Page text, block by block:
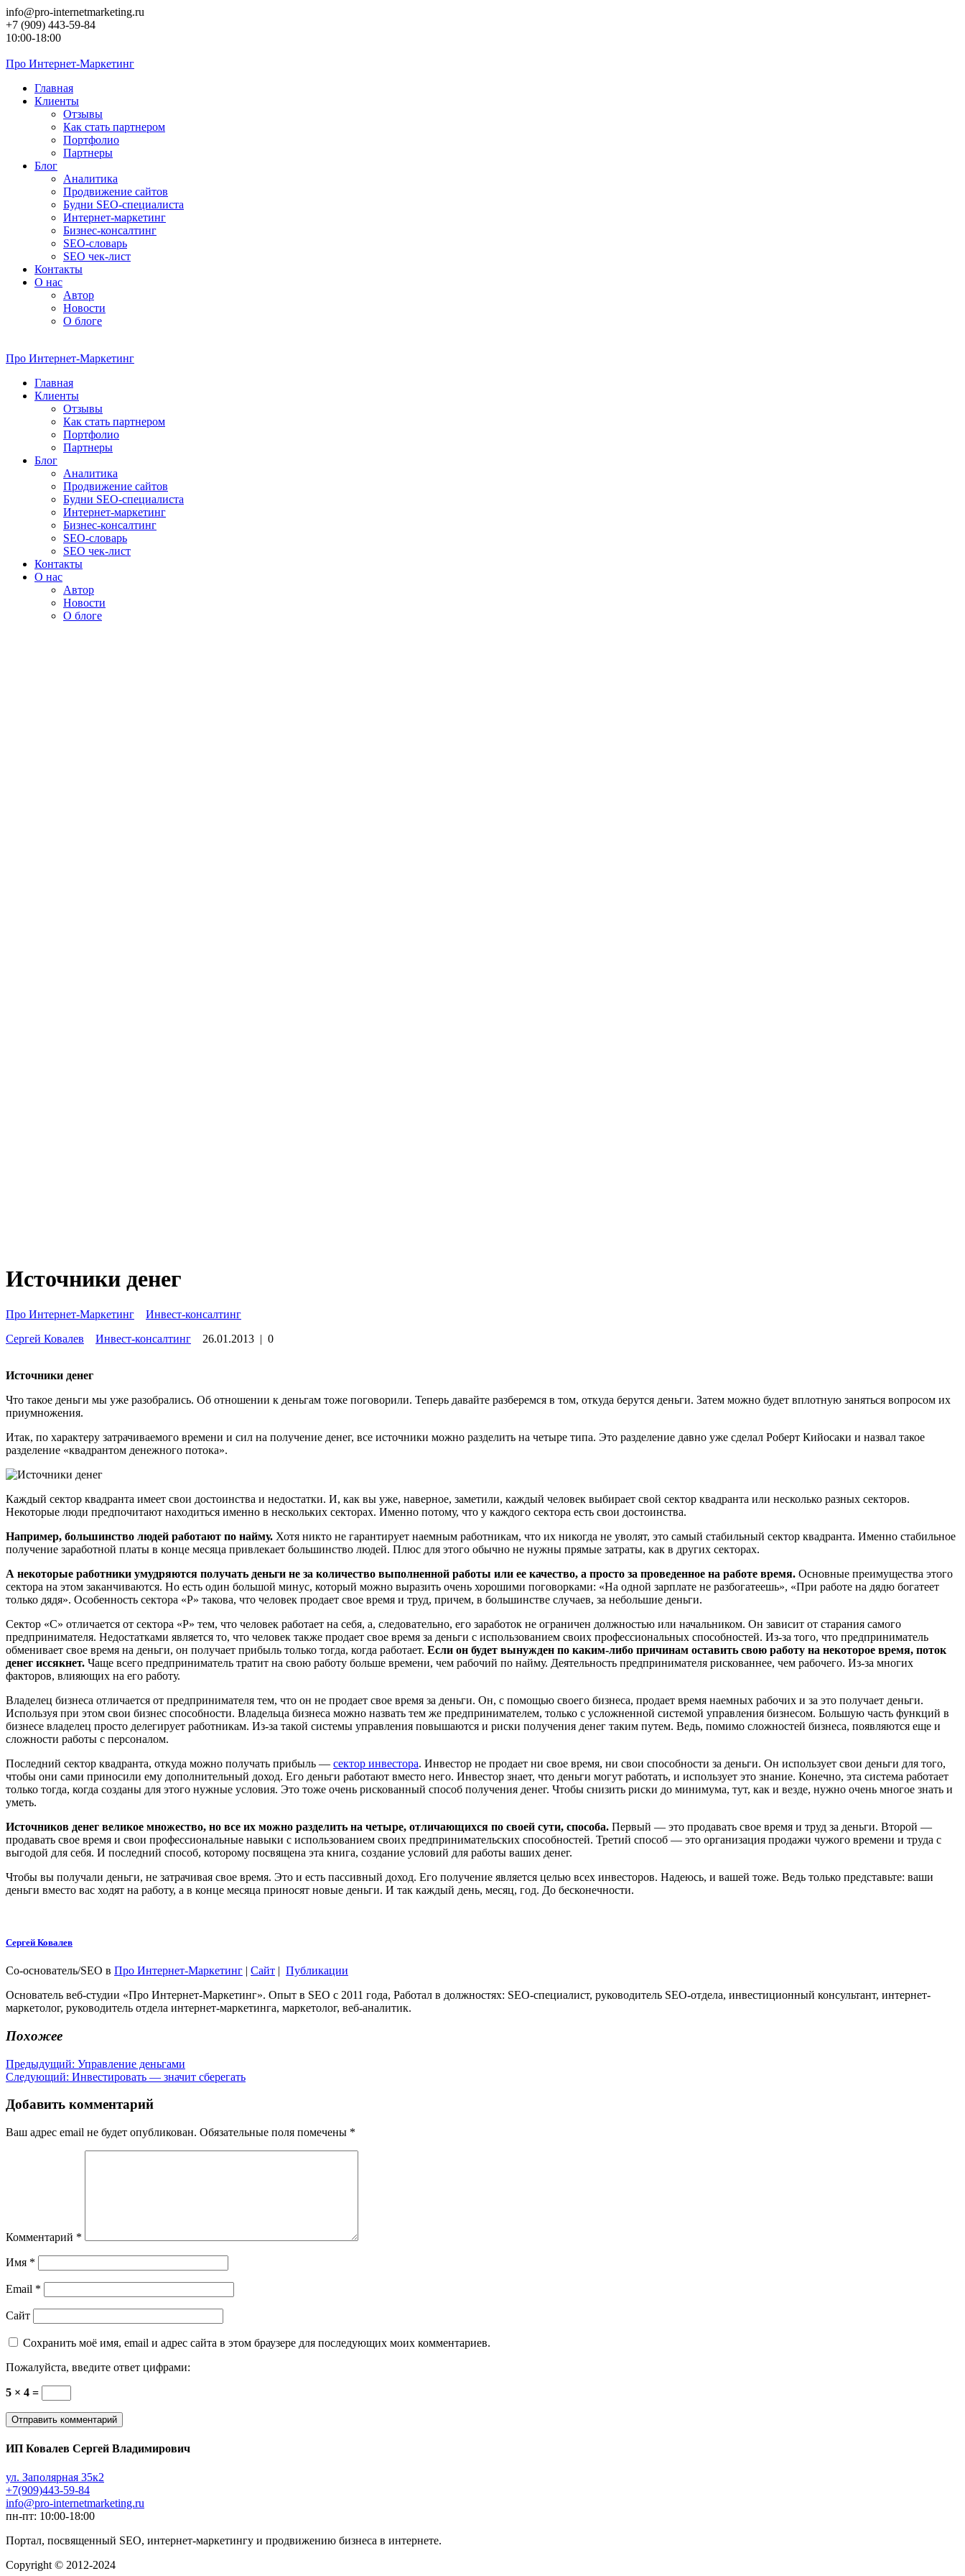
Перейти
к
контенту
info@pro-internetmarketing.ru
+7 (909) 443-59-84
10:00-18:00
Про Интернет-Маркетинг
Главная
Клиенты
Отзывы
Как стать партнером
Портфолио
Партнеры
Блог
Аналитика
Продвижение сайтов
Будни SEO-специалиста
Интернет-маркетинг
Бизнес-консалтинг
SEO-словарь
SEO чек-лист
Контакты
О нас
Автор
Новости
О блоге
Про Интернет-Маркетинг
Главная
Клиенты
Отзывы
Как стать партнером
Портфолио
Партнеры
Блог
Аналитика
Продвижение сайтов
Будни SEO-специалиста
Интернет-маркетинг
Бизнес-консалтинг
SEO-словарь
SEO чек-лист
Контакты
О нас
Автор
Новости
О блоге
Источники денег
Про Интернет-Маркетинг
Инвест-консалтинг
Сергей Ковалев
Инвест-консалтинг 26.01.2013 | 0
Источники денег
Что такое деньги мы уже разобрались. Об отношении к деньгам тоже поговорили. Теперь давайте разберемся в том, откуда берутся деньги. Затем можно будет вплотную заняться вопросом их
приумножения.
Итак, по характеру затрачиваемого времени и сил на получение денег, все источники можно разделить на четыре типа. Это разделение давно уже сделал Роберт Кийосаки и назвал такое
разделение «квадрантом денежного потока».
Каждый сектор квадранта имеет свои достоинства и недостатки. И, как вы уже, наверное, заметили, каждый человек выбирает свой сектор квадранта или несколько разных секторов.
Некоторые люди предпочитают находиться именно в нескольких секторах. Именно потому, что у каждого сектора есть свои достоинства.
Например, большинство людей работают по найму. Хотя никто не гарантирует наемным работникам, что их никогда не уволят, это самый стабильный сектор квадранта. Именно стабильное
получение заработной платы в конце месяца привлекает большинство людей. Плюс для этого обычно не нужны прямые затраты, как в других секторах.
А некоторые работники умудряются получать деньги не за количество выполненной работы или ее качество, а просто за проведенное на работе время. Основные преимущества этого
сектора на этом заканчиваются. Но есть один большой минус, который можно выразить очень хорошими поговорками: «На одной зарплате не разбогатеешь», «При работе на дядю богатеет
только дядя». Особенность сектора «Р» такова, что человек продает свое время и труд, причем, в большинстве случаев, за небольшие деньги.
Сектор «С» отличается от сектора «Р» тем, что человек работает на себя, а, следовательно, его заработок не ограничен должностью или начальником. Он зависит от старания самого
предпринимателя. Недостатками является то, что человек также продает свое время за деньги с использованием своих профессиональных способностей. Из-за того, что предприниматель
обменивает свое время на деньги, он получает прибыль только тогда, когда работает. Если он будет вынужден по каким-либо причинам оставить свою работу на некоторое время, поток
денег иссякнет. Чаще всего предприниматель тратит на свою работу больше времени, чем рабочий по найму. Деятельность предпринимателя рискованнее, чем рабочего. Из-за многих
факторов, влияющих на его работу.
Владелец бизнеса отличается от предпринимателя тем, что он не продает свое время за деньги. Он, с помощью своего бизнеса, продает время наемных рабочих и за это получает деньги.
Используя при этом свои бизнес способности. Владельца бизнеса можно назвать тем же предпринимателем, только с усложненной системой управления бизнесом. Большую часть функций в
бизнесе владелец просто делегирует работникам. Из-за такой системы управления повышаются и риски получения денег таким путем. Ведь, помимо сложностей бизнеса, появляются еще и
сложности работы с персоналом.
Последний сектор квадранта, откуда можно получать прибыль — сектор инвестора. Инвестор не продает ни свое время, ни свои способности за деньги. Он использует свои деньги для того,
чтобы они сами приносили ему дополнительный доход. Его деньги работают вместо него. Инвестор знает, что деньги могут работать, и использует это знание. Конечно, эта система работает
только тогда, когда созданы для этого нужные условия. Это тоже очень рискованный способ получения денег. Чтобы снизить риски до минимума, тут, как и везде, нужно очень многое знать и
уметь.
Источников денег великое множество, но все их можно разделить на четыре, отличающихся по своей сути, способа. Первый — это продавать свое время и труд за деньги. Второй —
продавать свое время и свои профессиональные навыки с использованием своих предпринимательских способностей. Третий способ — это организация продажи чужого времени и труда с
выгодой для себя. И последний способ, которому посвящена эта книга, создание условий для работы ваших денег.
Чтобы вы получали деньги, не затрачивая свое время. Это и есть пассивный доход. Его получение является целью всех инвесторов. Надеюсь, и вашей тоже. Ведь только представьте: ваши
деньги вместо вас ходят на работу, а в конце месяца приносят новые деньги. И так каждый день, месяц, год. До бесконечности.
Сергей Ковалев
Со-основатель/SEO в Про Интернет-Маркетинг | Сайт | Публикации
Основатель веб-студии «Про Интернет-Маркетинг». Опыт в SEO с 2011 года, Работал в должностях: SEO-специалист, руководитель SEO-отдела, инвестиционный консультант, интернет-
маркетолог, руководитель отдела интернет-маркетинга, маркетолог, веб-аналитик.
Похожее
Навигация
по
записям
Предыдущий: Предыдущая
запись:
Управление деньгами
Следующий: Следующая
Инвестировать — значит сберегать
Добавить комментарий
Ваш адрес email не будет опубликован. Обязательные поля помечены *
Комментарий *
Имя *
Email *
Сайт
Сохранить моё имя, email и адрес сайта в этом браузере для последующих моих комментариев.
Пожалуйста, введите ответ цифрами:
5 × 4 =
ИП Ковалев Сергей Владимирович
ул. Заполярная 35к2
+7(909)443-59-84
info@pro-internetmarketing.ru
пн-пт: 10:00-18:00
Портал, посвященный SEO, интернет-маркетингу и продвижению бизнеса в интернете.
Copyright © 2012-2024